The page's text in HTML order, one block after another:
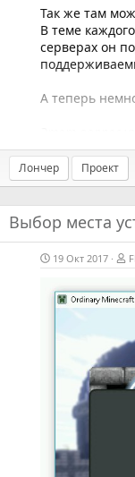
Так же там
В теме
серверах он
А теперь
Этот вопрос
Лончер Проект
Выбор места
19 Окт 2017